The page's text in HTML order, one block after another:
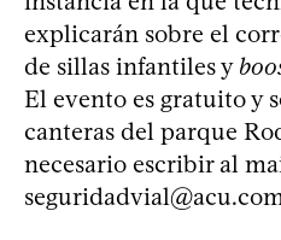
explicarán sobre el
de sillas infantiles y
El evento es gratuito y
canteras del parque
necesario escribir al